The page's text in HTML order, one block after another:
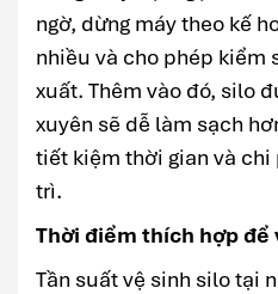
ngờ, dừng máy theo kế
nhiều và cho phép kiểm
xuất. Thêm vào đó, silo
xuyên sẽ dễ làm sạch
tiết kiệm thời gian và
trì.
Thời điểm thích hợp để
Tần suất vệ sinh silo tại